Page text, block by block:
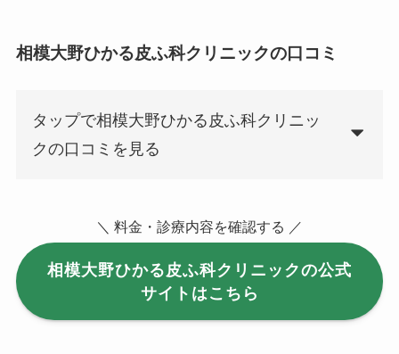
相模大野ひかる皮ふ科クリニックの口コミ
タップで相模大野ひかる皮ふ科クリニッ
クの口コミを見る
＼ 料金・診療内容を確認する ／
相模大野ひかる皮ふ科クリニックの公式
サイトはこちら